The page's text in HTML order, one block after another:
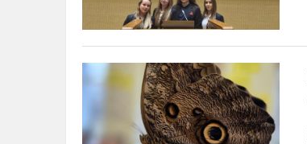
Niezwykła
lekcja
w